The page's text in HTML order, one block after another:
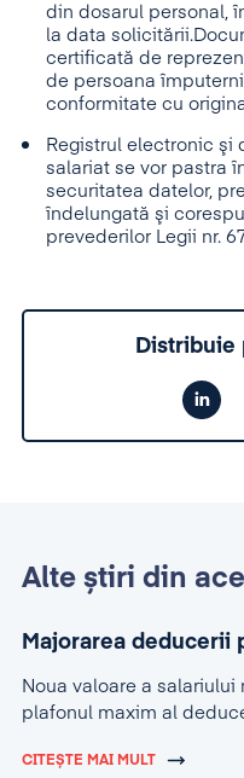
din dosarul personal,
la data
certificată de
de persoana
conformitate cu
Registrul electronic şi
salariat se vor pastra
securitatea datelor,
îndelungată şi
prevederilor Legii nr.
Distribuie
Alte știri din
Majorarea deducerii
Noua valoare a
plafonul maxim al
CITEȘTE MAI MULT